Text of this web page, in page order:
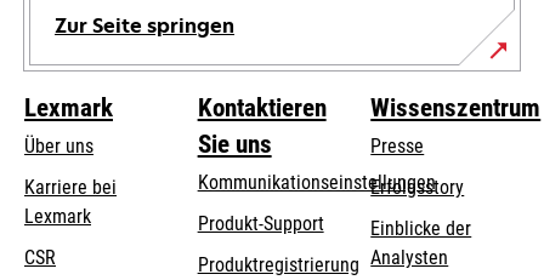
Zur Seite springen
Lexmark
Über uns
Karriere bei
Lexmark
CSR
Kontaktieren
Sie uns
Kommunikationseinstellungen
wird
in
Produkt-Supportwird
Produktregistrierung
Wissenszentrum
Presse
Erfolgsstory
Einblicke der
Analysten